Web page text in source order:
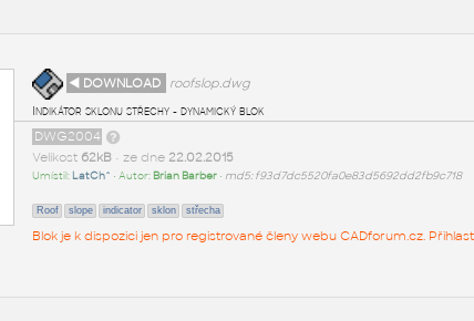
◄ DOWNLOAD
roofslop.dwg
Indikátor sklonu střechy - dynamický blok
DWG2004
Velikost 62kB• ze dne 22.02.2015
Umístil: LatCh^ • Autor: Brian Barber• md5: f93d7dc5520fa0e83d5692dd2fb9c718
Roof slope indicator sklon střecha
Blok je k dispozici jen pro registrované členy webu CADforum.cz.